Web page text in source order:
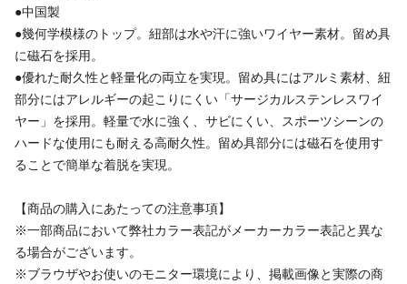
●中国製
●幾何学模様のトップ。紐部は水や汗に強いワイヤー素材。留め具
に磁石を採用。
●優れた耐久性と軽量化の両立を実現。留め具にはアルミ素材、紐
部分にはアレルギーの起こりにくい「サージカルステンレスワイ
ヤー」を採用。軽量で水に強く、サビにくい、スポーツシーンの
ハードな使用にも耐える高耐久性。留め具部分には磁石を使用す
ることで簡単な着脱を実現。
【商品の購入にあたっての注意事項】
※一部商品において弊社カラー表記がメーカーカラー表記と異な
る場合がございます。
※ブラウザやお使いのモニター環境により、掲載画像と実際の商